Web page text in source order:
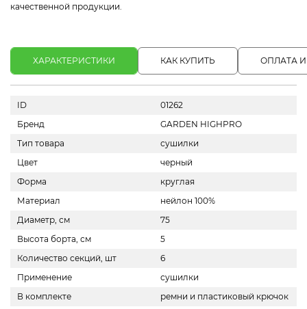
качественной продукции.
ХАРАКТЕРИСТИКИ КАК КУПИТЬ ОПЛАТА
ID
01262
Бренд
GARDEN HIGHPRO
Тип товара
сушилки
Цвет
черный
Форма
круглая
Материал
нейлон 100%
Диаметр, см
75
Высота борта, см
5
Количество секций, шт
6
Применение
сушилки
В комплекте
ремни и пластиковый крючок